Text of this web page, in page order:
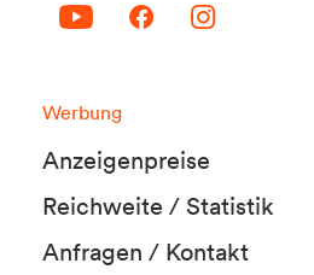
Werbung
Anzeigenpreise
Reichweite / Statistik
Anfragen / Kontakt